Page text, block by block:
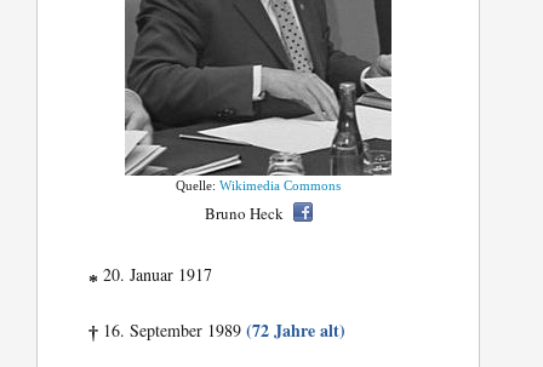
Quelle:Wikimedia Commons
Bruno Heck
* 20. Januar 1917
† 16. September 1989(72 Jahre alt)